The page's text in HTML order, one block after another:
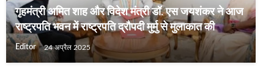
गृहमंत्री अमि‍त शाह और विदेश मंत्री डॉ. एस जयशंकर ने आज
राष्‍ट्रपति भवन में राष्‍ट्रपति द्रौपदी मुर्मु से मुलाकात की
Editor 24 अप्रैल 2025